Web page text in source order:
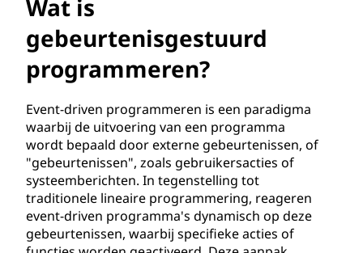
Wat is
gebeurtenisgestuurd
programmeren?
Event-driven programmeren is een paradigma
waarbij de uitvoering van een programma
wordt bepaald door externe gebeurtenissen, of
"gebeurtenissen", zoals gebruikersacties of
systeemberichten. In tegenstelling tot
traditionele lineaire programmering, reageren
event-driven programma's dynamisch op deze
gebeurtenissen, waarbij specifieke acties of